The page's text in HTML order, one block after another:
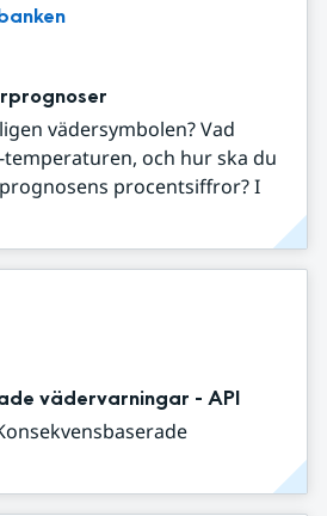
vädersymbolen? Vad
temperaturen, och hur ska du
procentsiffror? I
vädervarningar - API